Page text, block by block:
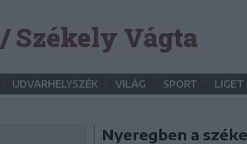
/ Székely Vágta
• UDVARHELYSZÉK • VILÁG • SPORT • LIGET
Nyeregben a